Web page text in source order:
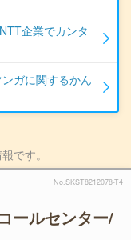
企業でカンタ
ガに関するかん
です。
No.SKST8212078-T4
ールセンター/